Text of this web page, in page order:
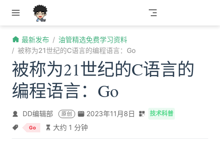
跳至主要內容
最新发布
油管精选免费学习资料
被称为21世纪的C语言的编程语言：Go
被称为21世纪的C语言的
编程语言：Go
DD编辑部 原创 2023年11月8日 技术科普
Go 大约 1 分钟